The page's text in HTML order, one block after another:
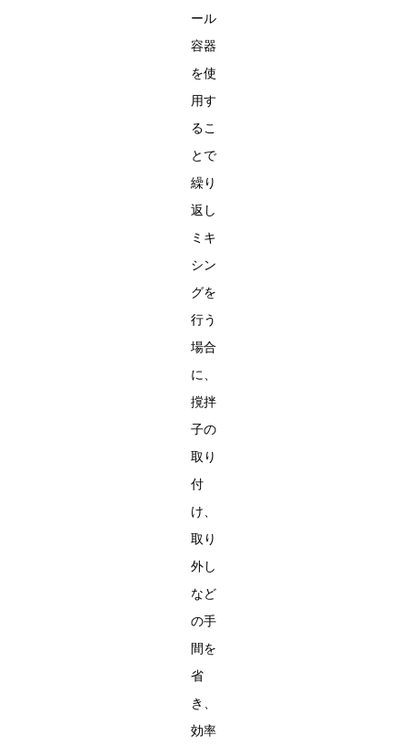
ール
容器
を使
用す
るこ
とで
繰り
返し
ミキ
シン
グを
行う
場合
に、
撹拌
子の
取り
付
け、
取り
外し
など
の手
間を
省
き、
効率